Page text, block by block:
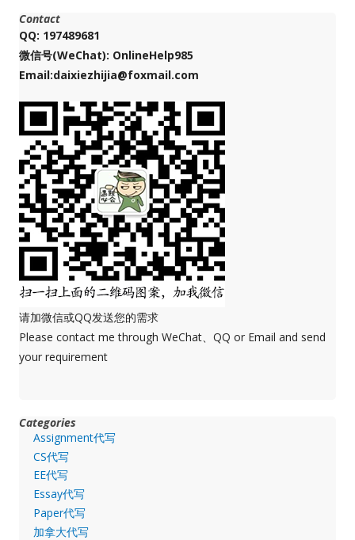
Contact
QQ: 197489681
微信号(WeChat): OnlineHelp985
Email:daixiezhijia@foxmail.com
请加微信或QQ发送您的需求
Please contact me through WeChat、QQ or Email and send
your requirement
Categories
Assignment代写
CS代写
EE代写
Essay代写
Paper代写
加拿大代写